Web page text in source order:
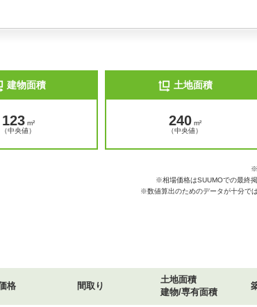
建物面積
123 m²
（中央値）
土地面積
240 m²
（中央値）
※
※相場価格はSUUMOでの最終
※数値算出のためのデータが十分で
格 間取り
土地面積
建物/専有面積